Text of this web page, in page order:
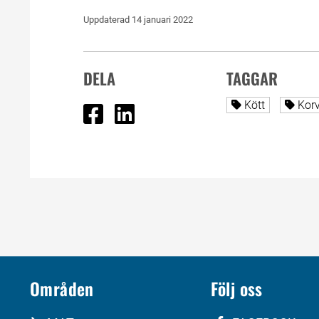
Uppdaterad 14 januari 2022
DELA
Dela på Facebook
Dela på Linked In
TAGGAR
Alla sidor
Kött
Områden Följ oss